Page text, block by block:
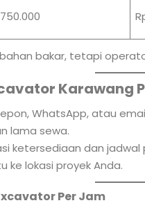
bakar, tetapi
Karawang
WhatsApp, atau
lama sewa.
ketersediaan dan jadwal
ke lokasi proyek Anda.
Per Jam